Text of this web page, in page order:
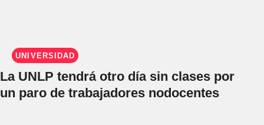
UNIVERSIDAD
La UNLP tendrá otro día sin clases por
un paro de trabajadores nodocentes